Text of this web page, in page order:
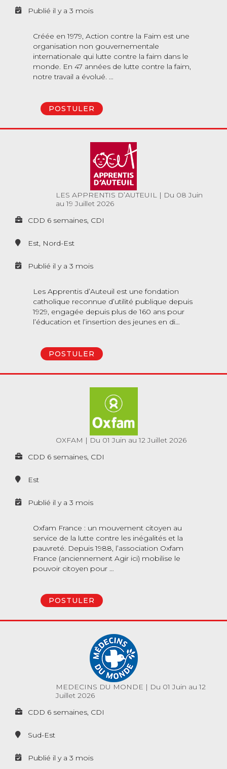
Publié il y a 3 mois
Créée en 1979, Action contre la Faim est une
organisation non gouvernementale
internationale qui lutte contre la faim dans le
monde. En 47 années de lutte contre la faim,
notre travail a évolué. …
POSTULER
LES APPRENTIS D’AUTEUIL | Du 08 Juin
au 19 Juillet 2026
CDD 6 semaines, CDI
Est, Nord-Est
Publié il y a 3 mois
Les Apprentis d’Auteuil est une fondation
catholique reconnue d’utilité publique depuis
1929, engagée depuis plus de 160 ans pour
l’éducation et l’insertion des jeunes en di…
POSTULER
OXFAM | Du 01 Juin au 12 Juillet 2026
CDD 6 semaines, CDI
Est
Publié il y a 3 mois
Oxfam France : un mouvement citoyen au
service de la lutte contre les inégalités et la
pauvreté. Depuis 1988, l’association Oxfam
France (anciennement Agir ici) mobilise le
pouvoir citoyen pour …
POSTULER
MEDECINS DU MONDE | Du 01 Juin au 12
Juillet 2026
CDD 6 semaines, CDI
Sud-Est
Publié il y a 3 mois